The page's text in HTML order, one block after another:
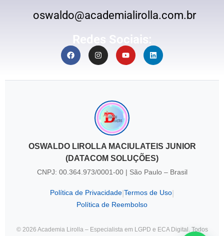
oswaldo@academialirolla.com.br
Redes Sociais:
OSWALDO LIROLLA MACIULATEIS JUNIOR
(DATACOM SOLUÇÕES)
CNPJ: 00.364.973/0001-00 | São Paulo – Brasil
Política de Privacidade Termos de Uso
Política de Reembolso
© 2026 Academia Lirolla – Especialista em LGPD e ECA Digital. Todos